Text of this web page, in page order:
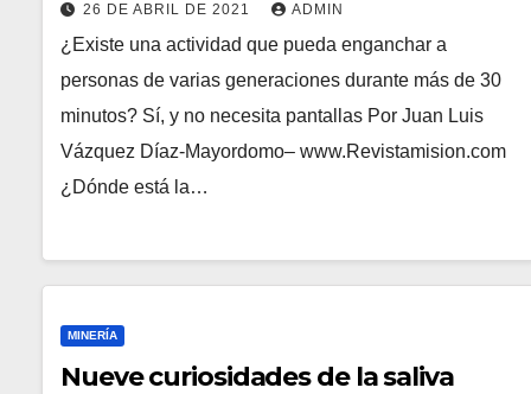
26 DE ABRIL DE 2021 ADMIN
¿Existe una actividad que pueda enganchar a
personas de varias generaciones durante más de 30
minutos? Sí, y no necesita pantallas Por Juan Luis
Vázquez Díaz-Mayordomo– www.Revistamision.com
¿Dónde está la…
MINERÍA
Nueve curiosidades de la saliva